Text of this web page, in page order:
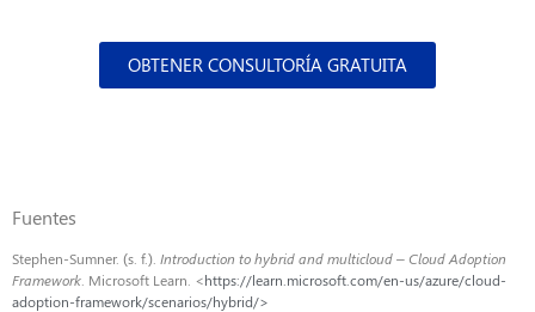
OBTENER CONSULTORÍA GRATUITA
Fuentes
Stephen-Sumner. (s. f.). Introduction to hybrid and multicloud – Cloud Adoption
Framework . Microsoft Learn. <https://learn.microsoft.com/en-us/azure/cloud-
adoption-framework/scenarios/hybrid/>